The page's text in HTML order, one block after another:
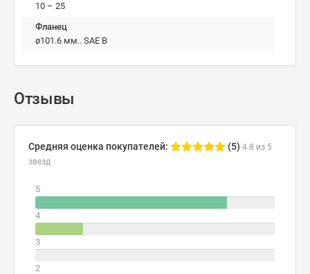
10 – 25
Фланец
ø101.6 мм.. SAE B
Отзывы
Средняя оценка покупателей: (5) 4.8 из 5
звезд
5
4
3
2